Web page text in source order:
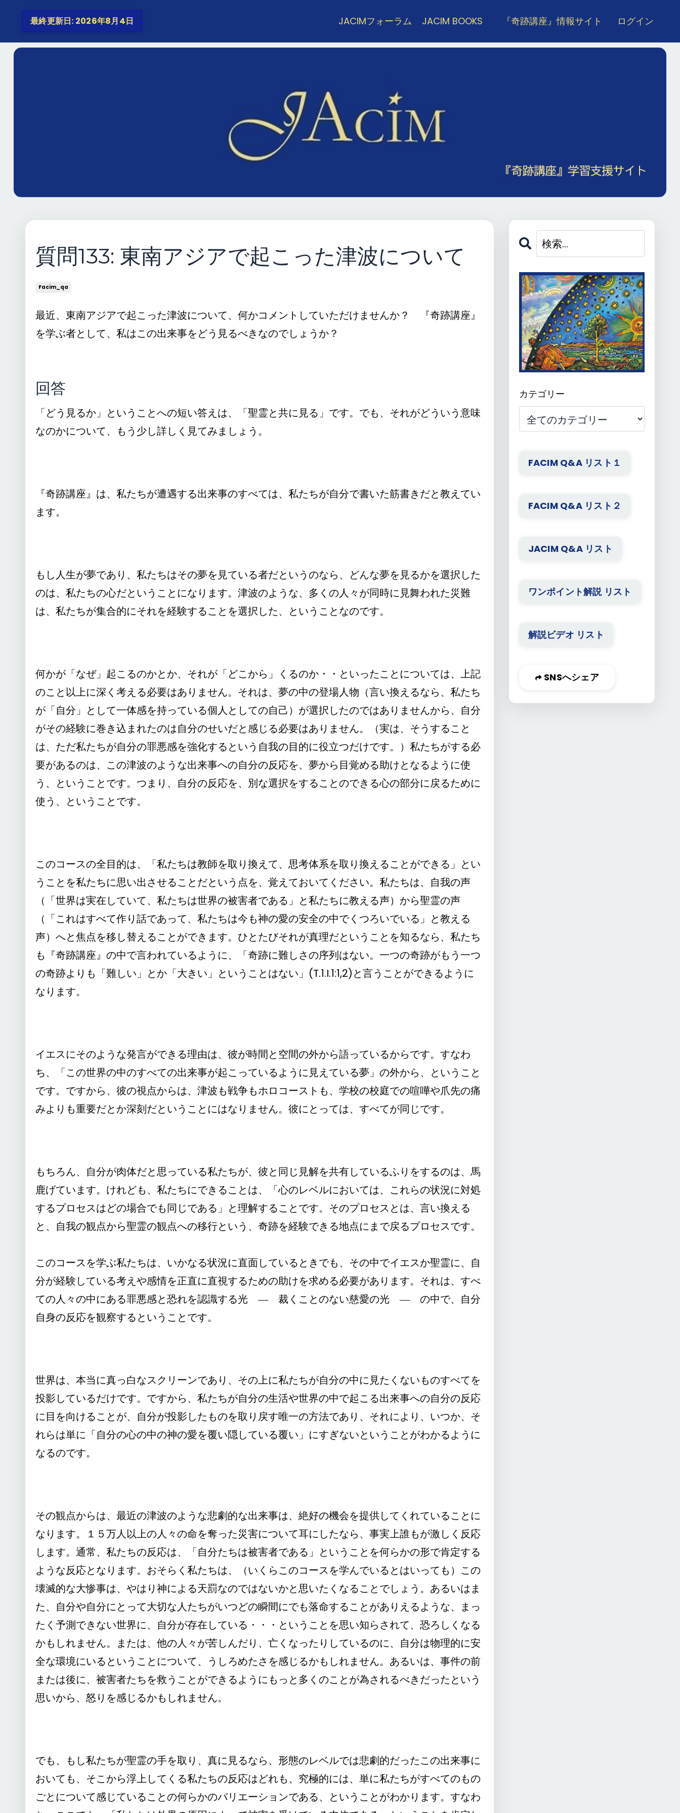
最終更新日: 2026年8月4日 JACIMフォーラム JACIM BOOKS 『奇跡講座』情報サイト ログイン
質問133: 東南アジアで起こった津波について
Facim_qa
最近、東南アジアで起こった津波について、何かコメントしていただけませんか？ 『奇跡講座』
を学ぶ者として、私はこの出来事をどう見るべきなのでしょうか？
回答
「どう見るか」ということへの短い答えは、「聖霊と共に見る」です。でも、それがどういう意味
なのかについて、もう少し詳しく見てみましょう。
『奇跡講座』は、私たちが遭遇する出来事のすべては、私たちが自分で書いた筋書きだと教えてい
ます。
もし人生が夢であり、私たちはその夢を見ている者だというのなら、どんな夢を見るかを選択した
のは、私たちの心だということになります。津波のような、多くの人々が同時に見舞われた災難
は、私たちが集合的にそれを経験することを選択した、ということなのです。
何かが「なぜ」起こるのかとか、それが「どこから」くるのか・・といったことについては、上記
のこと以上に深く考える必要はありません。それは、夢の中の登場人物（言い換えるなら、私たち
が「自分」として一体感を持っている個人としての自己）が選択したのではありませんから、自分
がその経験に巻き込まれたのは自分のせいだと感じる必要はありません。（実は、そうすること
は、ただ私たちが自分の罪悪感を強化するという自我の目的に役立つだけです。）私たちがする必
要があるのは、この津波のような出来事への自分の反応を、夢から目覚める助けとなるように使
う、ということです。つまり、自分の反応を、別な選択をすることのできる心の部分に戻るために
使う、ということです。
このコースの全目的は、「私たちは教師を取り換えて、思考体系を取り換えることができる」とい
うことを私たちに思い出させることだという点を、覚えておいてください。私たちは、自我の声
（「世界は実在していて、私たちは世界の被害者である」と私たちに教える声）から聖霊の声
（「これはすべて作り話であって、私たちは今も神の愛の安全の中でくつろいでいる」と教える
声）へと焦点を移し替えることができます。ひとたびそれが真理だということを知るなら、私たち
も『奇跡講座』の中で言われているように、「奇跡に難しさの序列はない。一つの奇跡がもう一つ
の奇跡よりも「難しい」とか「大きい」ということはない」(T.1.I.1:1,2)と言うことができるように
なります。
イエスにそのような発言ができる理由は、彼が時間と空間の外から語っているからです。すなわ
ち、「この世界の中のすべての出来事が起こっているように見えている夢」の外から、ということ
です。ですから、彼の視点からは、津波も戦争もホロコーストも、学校の校庭での喧嘩や爪先の痛
みよりも重要だとか深刻だということにはなりません。彼にとっては、すべてが同じです。
もちろん、自分が肉体だと思っている私たちが、彼と同じ見解を共有しているふりをするのは、馬
鹿げています。けれども、私たちにできることは、「心のレベルにおいては、これらの状況に対処
するプロセスはどの場合でも同じである」と理解することです。そのプロセスとは、言い換える
と、自我の観点から聖霊の観点への移行という、奇跡を経験できる地点にまで戻るプロセスです。
このコースを学ぶ私たちは、いかなる状況に直面しているときでも、その中でイエスか聖霊に、自
分が経験している考えや感情を正直に直視するための助けを求める必要があります。それは、すべ
ての人々の中にある罪悪感と恐れを認識する光 ― 裁くことのない慈愛の光 ― の中で、自分
自身の反応を観察するということです。
世界は、本当に真っ白なスクリーンであり、その上に私たちが自分の中に見たくないものすべてを
投影しているだけです。ですから、私たちが自分の生活や世界の中で起こる出来事への自分の反応
に目を向けることが、自分が投影したものを取り戻す唯一の方法であり、それにより、いつか、そ
れらは単に「自分の心の中の神の愛を覆い隠している覆い」にすぎないということがわかるように
なるのです。
その観点からは、最近の津波のような悲劇的な出来事は、絶好の機会を提供してくれていることに
なります。１５万人以上の人々の命を奪った災害について耳にしたなら、事実上誰もが激しく反応
します。通常、私たちの反応は、「自分たちは被害者である」ということを何らかの形で肯定する
ような反応となります。おそらく私たちは、（いくらこのコースを学んでいるとはいっても）この
壊滅的な大惨事は、やはり神による天罰なのではないかと思いたくなることでしょう。あるいはま
た、自分や自分にとって大切な人たちがいつどの瞬間にでも落命することがありえるような、まっ
たく予測できない世界に、自分が存在している・・・ということを思い知らされて、恐ろしくなる
かもしれません。または、他の人々が苦しんだり、亡くなったりしているのに、自分は物理的に安
全な環境にいるということについて、うしろめたさを感じるかもしれません。あるいは、事件の前
または後に、被害者たちを救うことができるようにもっと多くのことが為されるべきだったという
思いから、怒りを感じるかもしれません。
でも、もし私たちが聖霊の手を取り、真に見るなら、形態のレベルでは悲劇的だったこの出来事に
おいても、そこから浮上してくる私たちの反応はどれも、究極的には、単に私たちがすべてのもの
ごとについて感じていることの何らかのバリエーションである、ということがわかります。すなわ
カテゴリー
FACIM Q&A リスト１
FACIM Q&A リスト２
JACIM Q&A リスト
ワンポイント解説 リスト
解説ビデオ リスト
SNSへシェア